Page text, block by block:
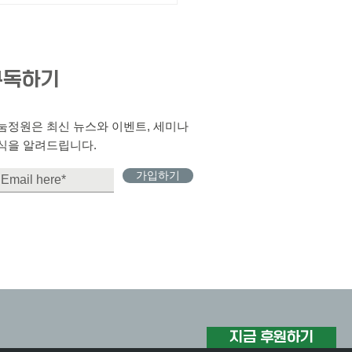
지금 후원하기
하기
정원은 최신 뉴스와 이벤트, 세미나
을 알려드립니다.
가입하기